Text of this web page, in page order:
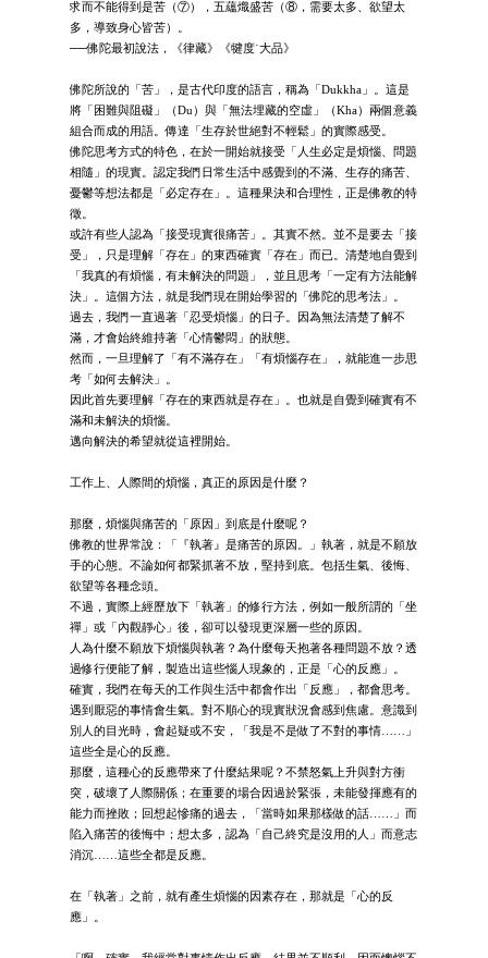
求而不能得到是苦（⑦），五蘊熾盛苦（⑧，需要太多、欲望太
多，導致身心皆苦）。
──佛陀最初說法，《律藏》《犍度˙大品》
佛陀所說的「苦」，是古代印度的語言，稱為「Dukkha」。這是
將「困難與阻礙」（Du）與「無法埋藏的空虛」（Kha）兩個意義
組合而成的用語。傳達「生存於世絕對不輕鬆」的實際感受。
佛陀思考方式的特色，在於一開始就接受「人生必定是煩惱、問題
相隨」的現實。認定我們日常生活中感覺到的不滿、生存的痛苦、
憂鬱等想法都是「必定存在」。這種果決和合理性，正是佛教的特
徵。
或許有些人認為「接受現實很痛苦」。其實不然。並不是要去「接
受」，只是理解「存在」的東西確實「存在」而已。清楚地自覺到
「我真的有煩惱，有未解決的問題」，並且思考「一定有方法能解
決」。這個方法，就是我們現在開始學習的「佛陀的思考法」。
過去，我們一直過著「忍受煩惱」的日子。因為無法清楚了解不
滿，才會始終維持著「心情鬱悶」的狀態。
然而，一旦理解了「有不滿存在」「有煩惱存在」，就能進一步思
考「如何去解決」。
因此首先要理解「存在的東西就是存在」。也就是自覺到確實有不
滿和未解決的煩惱。
邁向解決的希望就從這裡開始。
工作上、人際間的煩惱，真正的原因是什麼？
那麼，煩惱與痛苦的「原因」到底是什麼呢？
佛教的世界常說：「『執著』是痛苦的原因。」執著，就是不願放
手的心態。不論如何都緊抓著不放，堅持到底。包括生氣、後悔、
欲望等各種念頭。
不過，實際上經歷放下「執著」的修行方法，例如一般所謂的「坐
禪」或「內觀靜心」後，卻可以發現更深層一些的原因。
人為什麼不願放下煩惱與執著？為什麼每天抱著各種問題不放？透
過修行便能了解，製造出這些惱人現象的，正是「心的反應」。
確實，我們在每天的工作與生活中都會作出「反應」，都會思考。
遇到厭惡的事情會生氣。對不順心的現實狀況會感到焦慮。意識到
別人的目光時，會起疑或不安，「我是不是做了不對的事情……」
這些全是心的反應。
那麼，這種心的反應帶來了什麼結果呢？不禁怒氣上升與對方衝
突，破壞了人際關係；在重要的場合因過於緊張，未能發揮應有的
能力而挫敗；回想起慘痛的過去，「當時如果那樣做的話……」而
陷入痛苦的後悔中；想太多，認為「自己終究是沒用的人」而意志
消沉……這些全都是反應。
在「執著」之前，就有產生煩惱的因素存在，那就是「心的反
應」。